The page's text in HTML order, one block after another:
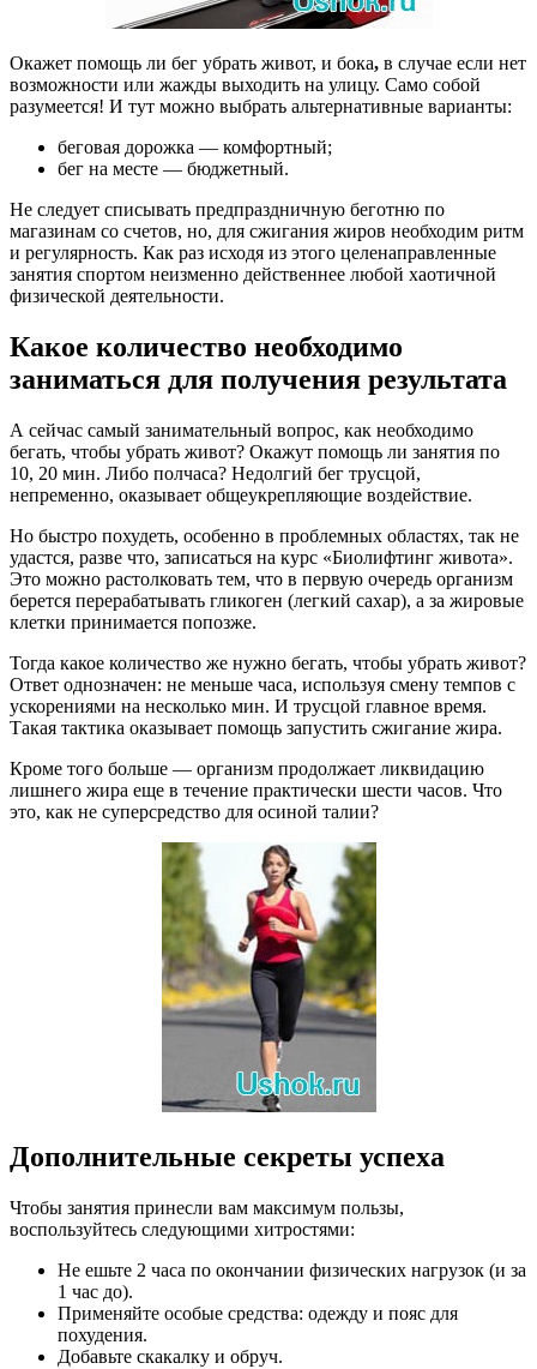
Окажет помощь ли бег убрать живот, и бока, в случае если нет
возможности или жажды выходить на улицу. Само собой
разумеется! И тут можно выбрать альтернативные варианты:
беговая дорожка — комфортный;
бег на месте — бюджетный.
Не следует списывать предпраздничную беготню по
магазинам со счетов, но, для сжигания жиров необходим ритм
и регулярность. Как раз исходя из этого целенаправленные
занятия спортом неизменно действеннее любой хаотичной
физической деятельности.
Какое количество необходимо
заниматься для получения результата
А сейчас самый занимательный вопрос, как необходимо
бегать, чтобы убрать живот? Окажут помощь ли занятия по
10, 20 мин. Либо полчаса? Недолгий бег трусцой,
непременно, оказывает общеукрепляющие воздействие.
Но быстро похудеть, особенно в проблемных областях, так не
удастся, разве что, записаться на курс «Биолифтинг живота».
Это можно растолковать тем, что в первую очередь организм
берется перерабатывать гликоген (легкий сахар), а за жировые
клетки принимается попозже.
Тогда какое количество же нужно бегать, чтобы убрать живот?
Ответ однозначен: не меньше часа, используя смену темпов с
ускорениями на несколько мин. И трусцой главное время.
Такая тактика оказывает помощь запустить сжигание жира.
Кроме того больше — организм продолжает ликвидацию
лишнего жира еще в течение практически шести часов. Что
это, как не суперсредство для осиной талии?
Дополнительные секреты успеха
Чтобы занятия принесли вам максимум пользы,
воспользуйтесь следующими хитростями:
Не ешьте 2 часа по окончании физических нагрузок (и за
1 час до).
Применяйте особые средства: одежду и пояс для
похудения.
Добавьте скакалку и обруч.